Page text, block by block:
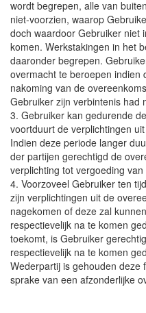
wordt begrepen, alle van
niet-voorzien, waarop
doch waardoor Gebruiker niet
komen. Werkstakingen in het
daaronder begrepen.
overmacht te beroepen indien
nakoming van de
Gebruiker zijn verbintenis had
3. Gebruiker kan gedurende
voortduurt de verplichtingen
Indien deze periode langer
der partijen gerechtigd de
verplichting tot vergoeding
4. Voorzoveel Gebruiker ten
zijn verplichtingen uit de
nagekomen of deze zal
respectievelijk na te komen
toekomt, is Gebruiker
respectievelijk na te komen
Wederpartij is gehouden deze
sprake van een afzonderlijke